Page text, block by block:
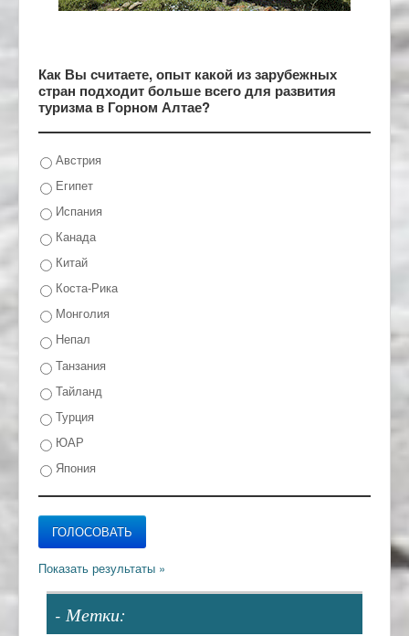
Как Вы считаете, опыт какой из зарубежных
стран подходит больше всего для развития
туризма в Горном Алтае?
Австрия
Египет
Испания
Канада
Китай
Коста-Рика
Монголия
Непал
Танзания
Тайланд
Турция
ЮАР
Япония
- Метки: